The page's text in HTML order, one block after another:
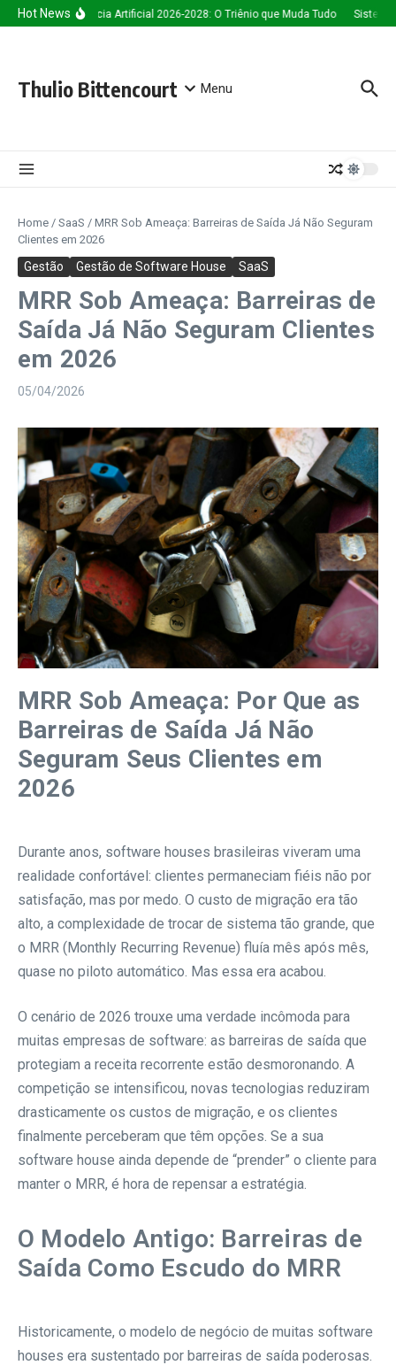
Ir para o conteúdo
Hot NewsInteligência Artificial 2026-2028: O Triênio que Muda Tudo Sistema
Thulio Bittencourt Menu
Home / SaaS / MRR Sob Ameaça: Barreiras de Saída Já Não Seguram
Clientes em 2026
Gestão Gestão de Software House SaaS
MRR Sob Ameaça: Barreiras de
Saída Já Não Seguram Clientes
em 2026
05/04/2026
MRR Sob Ameaça: Por Que as
Barreiras de Saída Já Não
Seguram Seus Clientes em
2026
Durante anos, software houses brasileiras viveram uma
realidade confortável: clientes permaneciam fiéis não por
satisfação, mas por medo. O custo de migração era tão
alto, a complexidade de trocar de sistema tão grande, que
o MRR (Monthly Recurring Revenue) fluía mês após mês,
quase no piloto automático. Mas essa era acabou.
O cenário de 2026 trouxe uma verdade incômoda para
muitas empresas de software: as barreiras de saída que
protegiam a receita recorrente estão desmoronando. A
competição se intensificou, novas tecnologias reduziram
drasticamente os custos de migração, e os clientes
finalmente perceberam que têm opções. Se a sua
software house ainda depende de “prender” o cliente para
manter o MRR, é hora de repensar a estratégia.
O Modelo Antigo: Barreiras de
Saída Como Escudo do MRR
Historicamente, o modelo de negócio de muitas software
houses era sustentado por barreiras de saída poderosas.